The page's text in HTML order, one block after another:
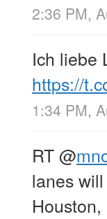
2:36 PM,
Ich liebe
https://
1:34 PM,
RT@
lanes
Houston,